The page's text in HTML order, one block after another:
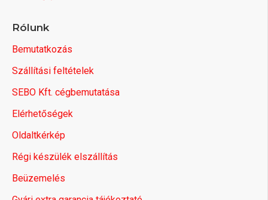
Rólunk
Bemutatkozás
Szállítási feltételek
SEBO Kft. cégbemutatása
Elérhetőségek
Oldaltkérkép
Régi készülék elszállítás
Beüzemelés